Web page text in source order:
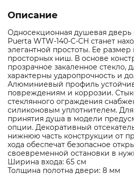
Описание
Односекционная душевая
Puerta WTW-140-C-CH станет
элегантной простоты. Ее размер
просторных ниш. В основе
прозрачное закаленное стекло,
характерны ударопрочность и
Алюминиевый профиль
повреждениям и коррозии.
стеклянного ограждения
силиконовым уплотнителем.
принятия душа в модели
опции. Декоративный
нижнюю часть конструкции от
хода обеспечат безопасное
своевременной остановки в
Ширина входа: 65 см
Толщина полотна двери: 8 мм